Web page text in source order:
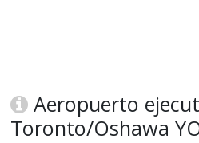
Aeropuerto
Toronto/Oshawa